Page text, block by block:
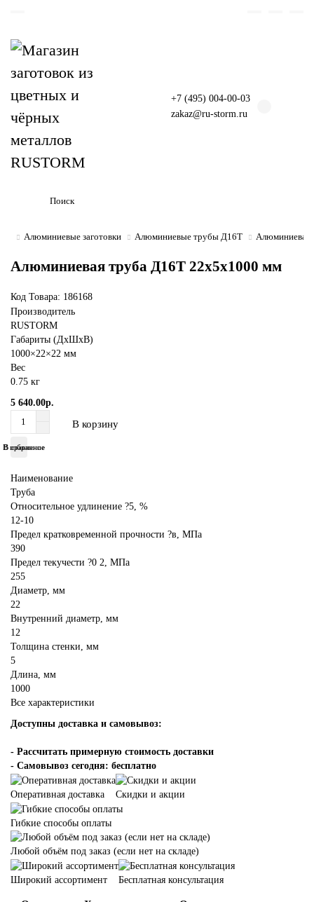
+7 (495) 004-00-03
zakaz@ru-storm.ru
Алюминиевые заготовки Алюминиевые трубы Д16Т Алюминиевая
Алюминиевая труба Д16Т 22х5х1000 мм
Код Товара: 186168
Производитель
RUSTORM
Габариты (ДхШхВ)
1000×22×22 мм
Вес
0.75 кг
5 640.00р.
В корзину
В избранное
В сравнение
Наименование
Труба
Относительное удлинение ?5, %
12-10
Предел кратковременной прочности ?в, МПа
390
Предел текучести ?0 2, МПа
255
Диаметр, мм
22
Внутренний диаметр, мм
12
Толщина стенки, мм
5
Длина, мм
1000
Все характеристики
Доступны доставка и самовывоз:
- Рассчитать примерную стоимость доставки
- Самовывоз сегодня: бесплатно
Оперативная доставка Скидки и акции
Гибкие способы оплаты
Любой объём под заказ (если нет на складе)
Широкий ассортимент Бесплатная консультация